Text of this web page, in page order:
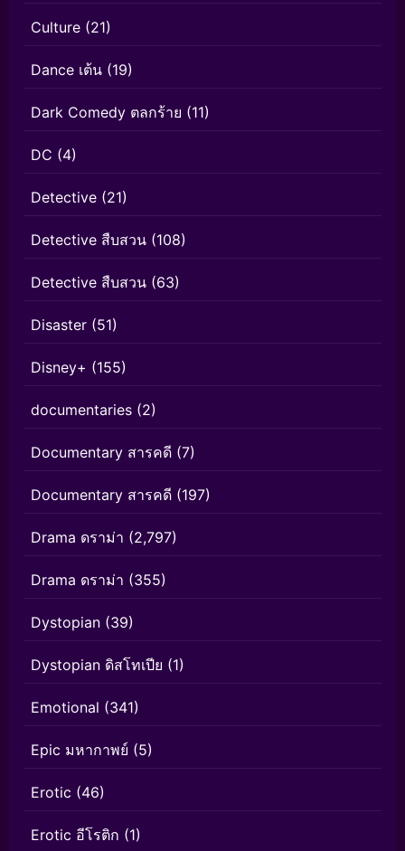
Culture (21)
Dance เต้น (19)
Dark Comedy ตลกร้าย (11)
DC (4)
Detective (21)
Detective สืบสวน (108)
Detective สืบสวน (63)
Disaster (51)
Disney+ (155)
documentaries (2)
Documentary สารคดี (7)
Documentary สารคดี (197)
Drama ดราม่า (2,797)
Drama ดราม่า (355)
Dystopian (39)
Dystopian ดิสโทเปีย (1)
Emotional (341)
Epic มหากาพย์ (5)
Erotic (46)
Erotic อีโรติก (1)